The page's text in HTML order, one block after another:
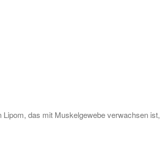
das mit Muskelgewebe verwachsen ist,